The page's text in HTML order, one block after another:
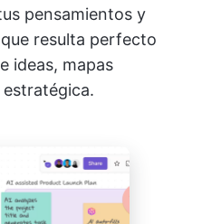
pensamientos y
resulta perfecto
ideas, mapas